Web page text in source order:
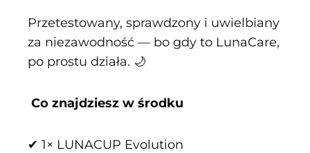
Przetestowany, sprawdzony i uwielbiany
za niezawodność — bo gdy to LunaCare,
po prostu działa. 🌙
Co znajdziesz w środku
✔ 1× LUNACUP Evolution